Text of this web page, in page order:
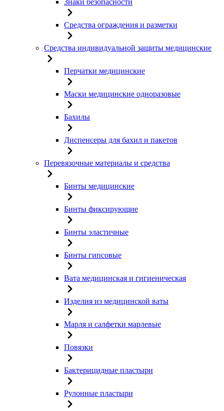
Знаки безопасности
Средства ограждения и разметки
Средства индивидуальной защиты медицинские
Перчатки медицинские
Маски медицинские одноразовые
Бахилы
Диспенсеры для бахил и пакетов
Перевязочные материалы и средства
Бинты медицинские
Бинты фиксирующие
Бинты эластичные
Бинты гипсовые
Вата медицинская и гигиеническая
Изделия из медицинской ваты
Марля и салфетки марлевые
Повязки
Бактерицидные пластыри
Рулонные пластыри